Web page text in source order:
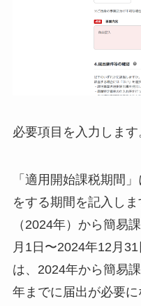
必要項目を入力します
「適用開始課税期間
をする期間を記入し
（2024年）から簡易
月1日〜2024年12月
は、2024年から簡易
年までに届出が必要